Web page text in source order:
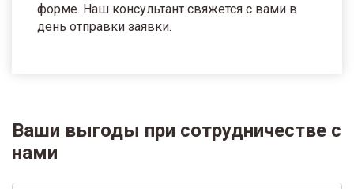
форме. Наш консультант свяжется с вами в
день отправки заявки.
Ваши выгоды при сотрудничестве с
нами